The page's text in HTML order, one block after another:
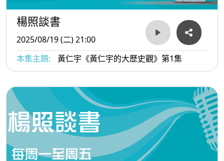
楊照談書
2025/08/19 (二) 21:00
本集主題:
黃仁宇《黃仁宇的大歷史觀》第1集